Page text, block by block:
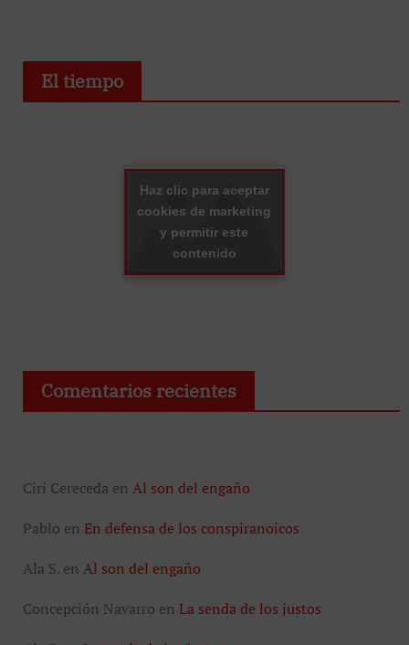
El tiempo
Haz clic para aceptar
cookies de marketing
y permitir este
contenido
Comentarios recientes
Ciri Cereceda en Al son del engaño
Pablo en En defensa de los conspiranoicos
Ala S.en Al son del engaño
Concepción Navarro en La senda de los justos